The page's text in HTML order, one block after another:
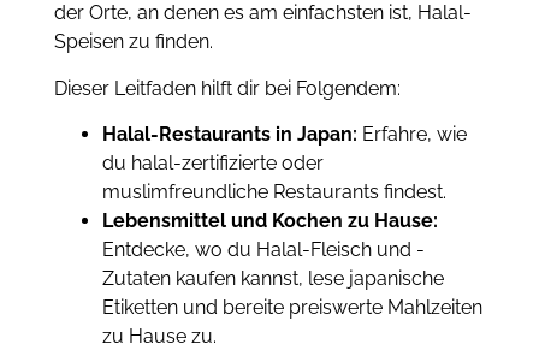
der Orte, an denen es am einfachsten ist, Halal-
Speisen zu finden.
Dieser Leitfaden hilft dir bei Folgendem:
Halal-Restaurants in Japan: Erfahre, wie
du halal-zertifizierte oder
muslimfreundliche Restaurants findest.
Lebensmittel und Kochen zu Hause:
Entdecke, wo du Halal-Fleisch und -
Zutaten kaufen kannst, lese japanische
Etiketten und bereite preiswerte Mahlzeiten
zu Hause zu.